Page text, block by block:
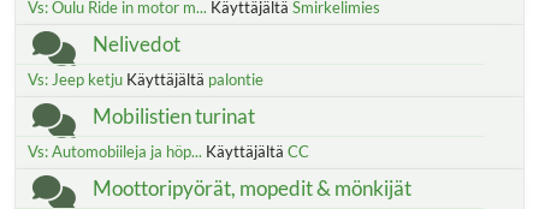
Vs: Oulu Ride in motor m... Käyttäjältä Smirkelimies
Nelivedot
Vs: Jeep ketju Käyttäjältä palontie
Mobilistien turinat
Vs: Automobiileja ja höp... Käyttäjältä CC
Moottoripyörät, mopedit & mönkijät